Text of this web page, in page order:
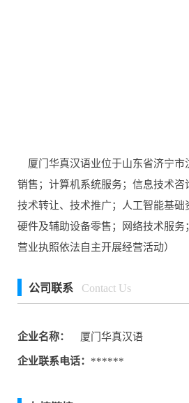
厦门华真汉语业位于山东省济宁市
销售；计算机系统服务；信息技术
技术转让、技术推广；人工智能基
硬件及辅助设备零售；网络技术服
营业执照依法自主开展经营活动）
公司联系 Contact Us
企业名称： 厦门华真汉语
企业联系电话： ******